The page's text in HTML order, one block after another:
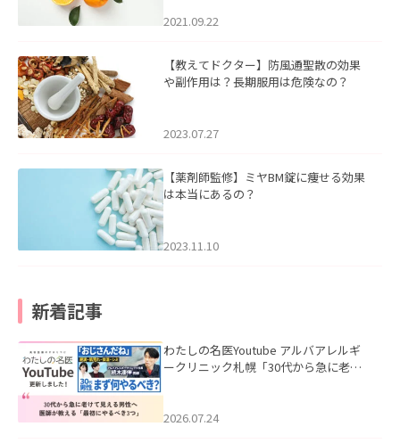
2021.09.22
【教えてドクター】防風通聖散の効果
や副作用は？長期服用は危険なの？
2023.07.27
【薬剤師監修】ミヤBM錠に痩せる効果
は本当にあるの？
2023.11.10
新着記事
わたしの名医Youtube アルバアレルギ
ークリニック札幌「30代から急に老け
た。
2026.07.24